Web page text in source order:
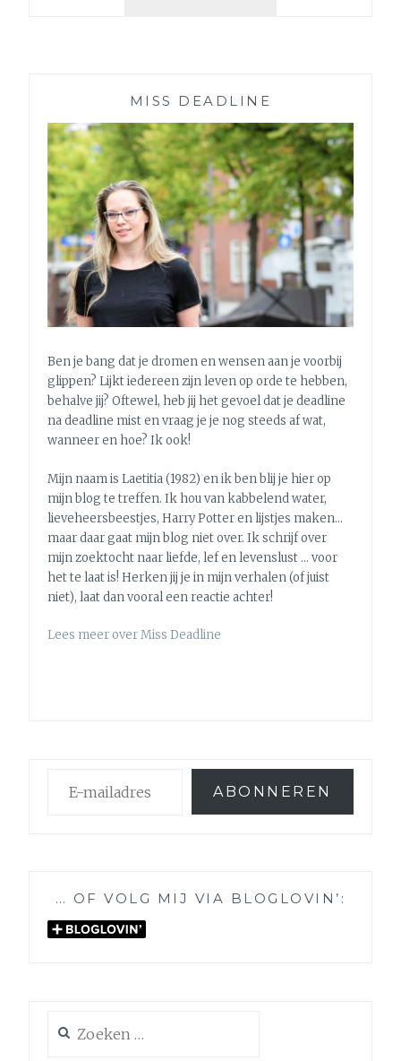
HELPEN
OM
ALS
VOLWASSENE
TE
FUNCTIONEREN
+
BOEKENTIP
[DEEL
1]
MISS DEADLINE
Ben je bang dat je dromen en wensen aan je voorbij
glippen? Lijkt iedereen zijn leven op orde te hebben,
behalve jij? Oftewel, heb jij het gevoel dat je deadline
na deadline mist en vraag je je nog steeds af wat,
wanneer en hoe? Ik ook!
Mijn naam is Laetitia (1982) en ik ben blij je hier op
mijn blog te treffen. Ik hou van kabbelend water,
lieveheersbeestjes, Harry Potter en lijstjes maken…
maar daar gaat mijn blog niet over. Ik schrijf over
mijn zoektocht naar liefde, lef en levenslust … voor
het te laat is! Herken jij je in mijn verhalen (of juist
niet), laat dan vooral een reactie achter!
Lees meer over Miss Deadline
mailadres
ABONNEREN
… OF VOLG MIJ VIA BLOGLOVIN’:
naar: